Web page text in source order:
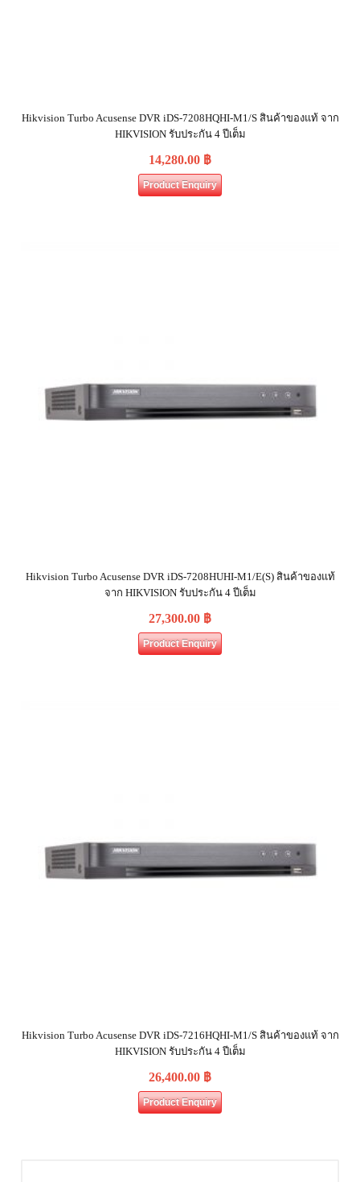
Hikvision Turbo Acusense DVR iDS-7208HQHI-M1/S สินค้าของแท้ จาก
HIKVISION รับประกัน 4 ปีเต็ม
14,280.00 ฿
Product Enquiry
Hikvision Turbo Acusense DVR iDS-7208HUHI-M1/E(S) สินค้าของแท้
จาก HIKVISION รับประกัน 4 ปีเต็ม
27,300.00 ฿
Product Enquiry
Hikvision Turbo Acusense DVR iDS-7216HQHI-M1/S สินค้าของแท้ จาก
HIKVISION รับประกัน 4 ปีเต็ม
26,400.00 ฿
Product Enquiry